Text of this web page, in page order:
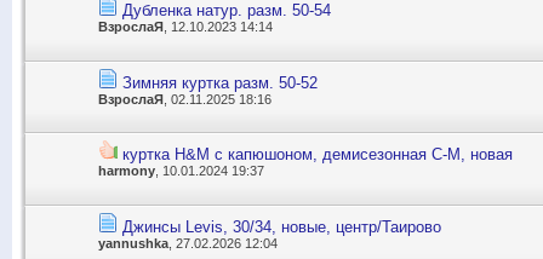
Дубленка натур. разм. 50-54
ВзрослаЯ , 12.10.2023 14:14
Зимняя куртка разм. 50-52
ВзрослаЯ , 02.11.2025 18:16
куртка H&M с капюшоном, демисезонная С-М, новая
harmony , 10.01.2024 19:37
Джинсы Levis, 30/34, новые, центр/Таирово
yannushka , 27.02.2026 12:04